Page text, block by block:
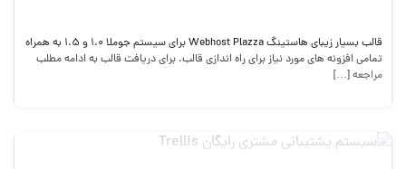
قالب بسیار زیبای هاستینگ Webhost Plazza برای سیستم جوملا 1.0 و 1.5 به همراه
تمامی افزونه های مورد نیاز برای راه اندازی قالب. برای دریافت قالب به ادامه مطلب
مراجعه […]